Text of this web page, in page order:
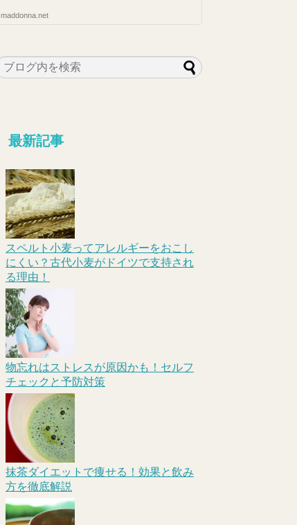
maddonna.net
最新記事
スペルト小麦ってアレルギーをおこし
にくい？古代小麦がドイツで支持され
る理由！
物忘れはストレスが原因かも！セルフ
チェックと予防対策
抹茶ダイエットで痩せる！効果と飲み
方を徹底解説